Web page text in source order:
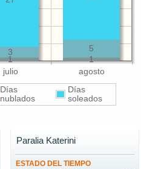
julio agosto
1
1
5
3
Días
nublados
Días
soleados
ESTADO DEL TIEMPO
Paralia Katerini